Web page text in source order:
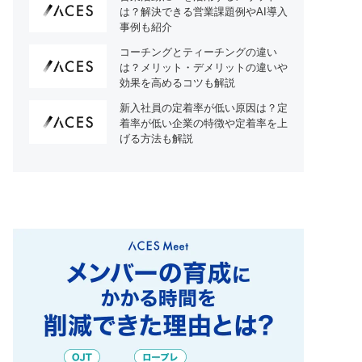
は？解決できる営業課題例やAI導入
事例も紹介
コーチングとティーチングの違い
は？メリット・デメリットの違いや
効果を高めるコツも解説
新入社員の定着率が低い原因は？定
着率が低い企業の特徴や定着率を上
げる方法も解説